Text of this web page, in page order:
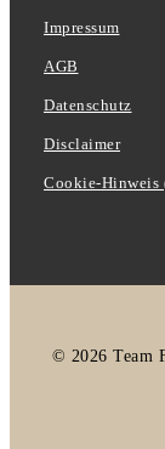
Impressum
AGB
Datenschutz
Disclaimer
Cookie-Hinweis
© 2026 Team